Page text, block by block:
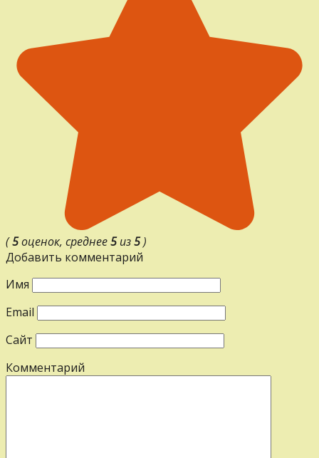
(5оценок, среднее5из5)
Добавить комментарий
Имя
Email
Сайт
Комментарий